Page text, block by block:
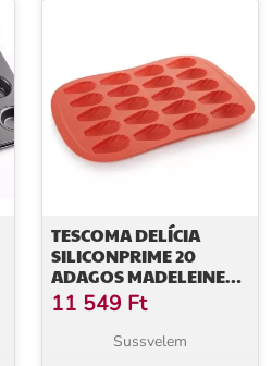
TESCOMA DELÍCIA
SILICONPRIME 20
ADAGOS MADELEINE
SÜTŐFORMA
11 549 Ft
Sussvelem